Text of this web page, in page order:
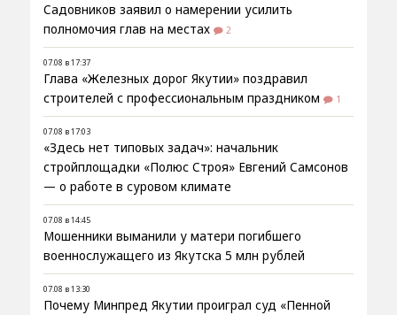
Садовников заявил о намерении усилить
полномочия глав на местах
2
07.08 в 17:37
Глава «Железных дорог Якутии» поздравил
строителей с профессиональным праздником
1
07.08 в 17:03
«Здесь нет типовых задач»: начальник
стройплощадки «Полюс Строя» Евгений Самсонов
— о работе в суровом климате
07.08 в 14:45
Мошенники выманили у матери погибшего
военнослужащего из Якутска 5 млн рублей
07.08 в 13:30
Почему Минпред Якутии проиграл суд «Пенной